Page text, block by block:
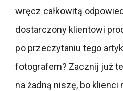
wręcz całkowitą
dostarczony klientowi
po przeczytaniu tego
fotografem? Zacznij już
na żadną niszę, bo klienci